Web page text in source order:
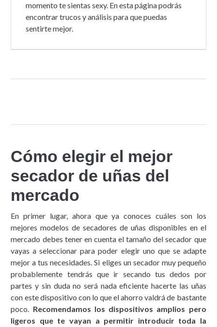
momento te sientas sexy. En esta página podrás
encontrar trucos y análisis para que puedas
sentirte mejor.
Cómo elegir el mejor
secador de uñas del
mercado
En primer lugar, ahora que ya conoces cuáles son los
mejores modelos de secadores de uñas disponibles en el
mercado debes tener en cuenta el tamaño del secador que
vayas a seleccionar para poder elegir uno que se adapte
mejor a tus necesidades. Si eliges un secador muy pequeño
probablemente tendrás que ir secando tus dedos por
partes y sin duda no será nada eficiente hacerte las uñas
con este dispositivo con lo que el ahorro valdrá de bastante
poco. Recomendamos los dispositivos amplios pero
ligeros que te vayan a permitir introducir toda la